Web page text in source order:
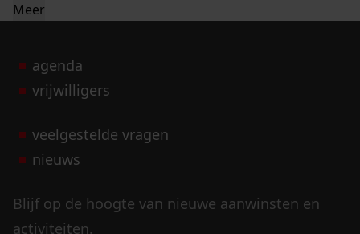
Meer
agenda
vrijwilligers
veelgestelde vragen
nieuws
Blijf op de hoogte van nieuwe aanwinsten en
activiteiten.